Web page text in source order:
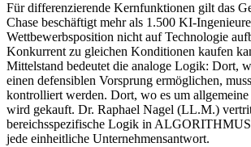
Für differenzierende Kernfunktionen gilt das
Chase beschäftigt mehr als 1.500 KI-
Wettbewerbsposition nicht auf Technologie
Konkurrent zu gleichen Konditionen kaufen
Mittelstand bedeutet die analoge Logik: Dort,
einen defensiblen Vorsprung ermöglichen,
kontrolliert werden. Dort, wo es um
wird gekauft. Dr. Raphael Nagel (LL.M.)
bereichsspezifische Logik in ALGORITHMUS
jede einheitliche Unternehmensantwort.